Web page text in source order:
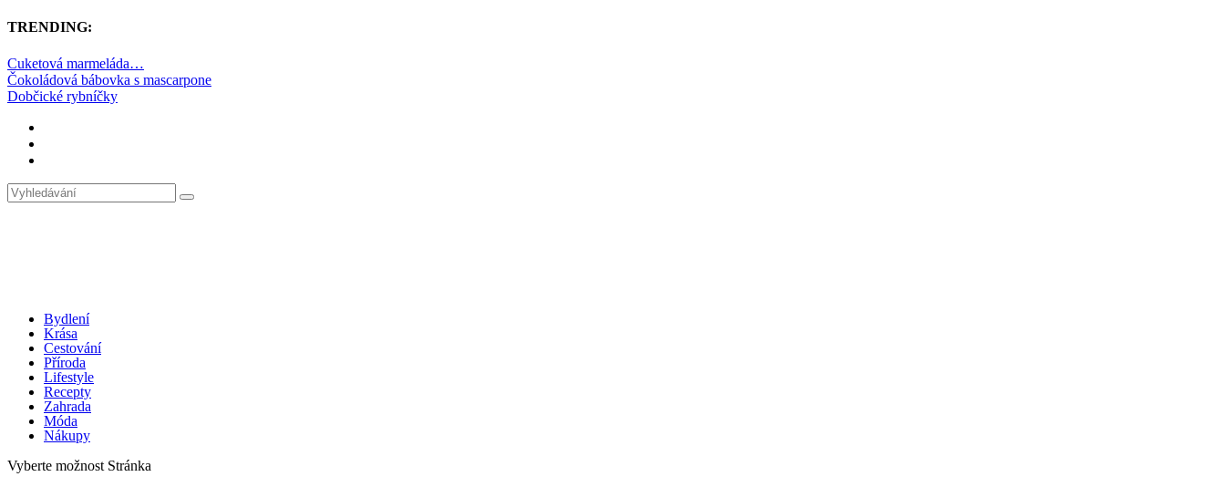
TRENDING:
Cuketová marmeláda…
Čokoládová bábovka s mascarpone
Dobčické rybníčky
Bydlení
Krása
Cestování
Příroda
Lifestyle
Recepty
Zahrada
Móda
Nákupy
Vyberte možnost Stránka